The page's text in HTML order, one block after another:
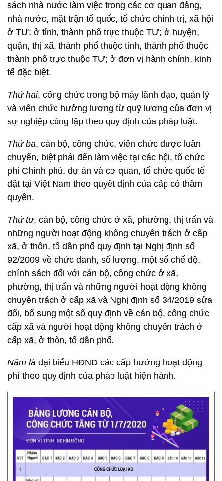
sách nhà nước làm việc trong các cơ quan đảng,
nhà nước, mặt trận tổ quốc, tổ chức chính trị, xã hội
ở TƯ; ở tỉnh, thành phố trực thuộc TƯ; ở huyện,
quận, thị xã, thành phố thuộc tỉnh, thành phố thuộc
thành phố trực thuộc TƯ; ở đơn vị hành chính, kinh
tế đặc biệt.
Thứ hai, công chức trong bộ máy lãnh đạo, quản lý
và viên chức hưởng lương từ quỹ lương của đơn vị
sự nghiệp công lập theo quy định của pháp luật.
Thứ ba, cán bộ, công chức, viên chức được luân
chuyển, biệt phái đến làm việc tại các hội, tổ chức
phi Chính phủ, dự án và cơ quan, tổ chức quốc tế
đặt tại Việt Nam theo quyết định của cấp có thẩm
quyền.
Thứ tư, cán bộ, công chức ở xã, phường, thị trấn và
những người hoạt động không chuyên trách ở cấp
xã, ở thôn, tổ dân phố quy định tại Nghị định số
92/2009 về chức danh, số lượng, một số chế độ,
chính sách đối với cán bộ, công chức ở xã,
phường, thị trấn và những người hoạt động không
chuyên trách ở cấp xã và Nghị định số 34/2019 sửa
đổi, bổ sung một số quy định về cán bộ, công chức
cấp xã và người hoạt động không chuyên trách ở
cấp xã, ở thôn, tổ dân phố.
Năm là đại biểu HĐND các cấp hưởng hoạt động
phí theo quy định của pháp luật hiện hành.